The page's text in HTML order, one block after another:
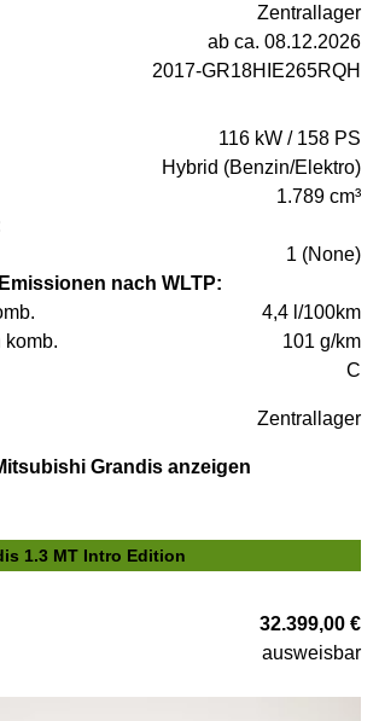
Zentrallager
ab ca. 08.12.2026
2017-GR18HIE265RQH
116 kW / 158 PS
Hybrid (Benzin/Elektro)
1.789 cm³
1 (None)
nach WLTP:
4,4 l/100km
komb.
101 g/km
C
Zentrallager
Grandis anzeigen
1.3 MT Intro Edition
32.399,00 €
ausweisbar